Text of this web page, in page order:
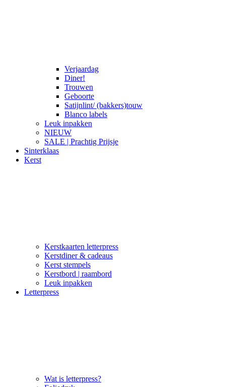
Verjaardag
Diner!
Trouwen
Geboorte
Satijnlint/ (bakkers)touw
Blanco labels
Leuk inpakken
NIEUW
SALE | Prachtig Prijsje
Sinterklaas
Kerst
Kerstkaarten letterpress
Kerstdiner & cadeaus
Kerst stempels
Kerstbord | raambord
Leuk inpakken
Letterpress
Wat is letterpress?